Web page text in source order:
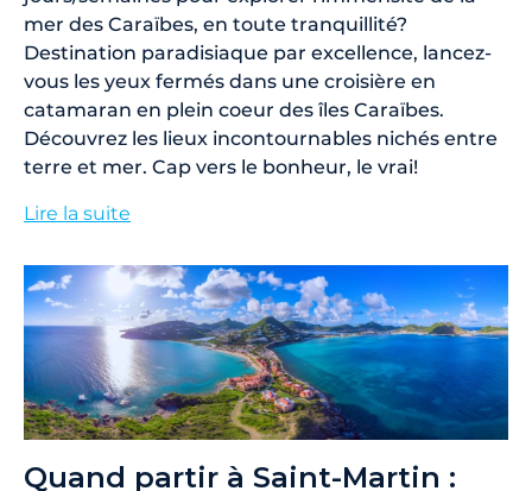
mer des Caraïbes, en toute tranquillité?
Destination paradisiaque par excellence, lancez-
vous les yeux fermés dans une croisière en
catamaran en plein coeur des îles Caraïbes.
Découvrez les lieux incontournables nichés entre
terre et mer. Cap vers le bonheur, le vrai!
Lire la suite
Quand partir à Saint-Martin :